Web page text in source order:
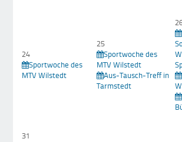
24
Sportwoche des
MTV Wilstedt
25
Sportwoche des
MTV Wilstedt
Aus-Tausch-Treff in
Tarmstedt
31